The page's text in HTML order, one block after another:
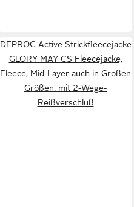
DEPROC Active Strickfleecejacke
GLORY MAY CS Fleecejacke,
Fleece, Mid-Layer auch in Großen
Größen. mit 2-Wege-
Reißverschluß